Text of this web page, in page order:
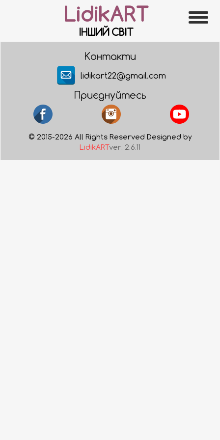
LidikART
ІНШИЙ СВІТ
Контакти
lidikart22@gmail.com
Приєднуйтесь
© 2015-2026 All Rights Reserved Designed by
LidikARTver. 2.6.11